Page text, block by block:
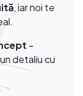
, iar noi te
–
detaliu cu